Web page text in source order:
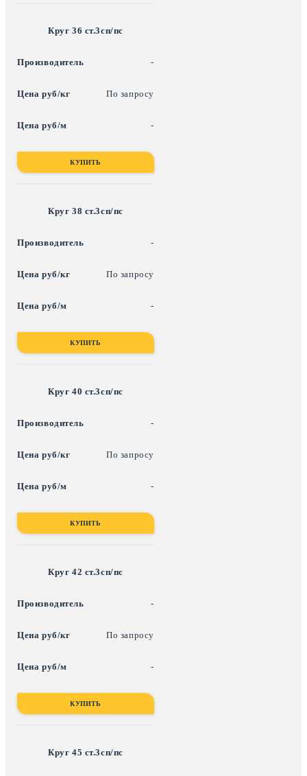
Круг 36 ст.3сп/пс
-
По запросу
-
КУПИТЬ
Круг 38 ст.3сп/пс
-
По запросу
-
КУПИТЬ
Круг 40 ст.3сп/пс
-
По запросу
-
КУПИТЬ
Круг 42 ст.3сп/пс
-
По запросу
-
КУПИТЬ
Круг 45 ст.3сп/пс